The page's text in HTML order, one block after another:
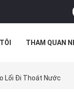
THAM QUAN
Lối Đi Thoát Nước